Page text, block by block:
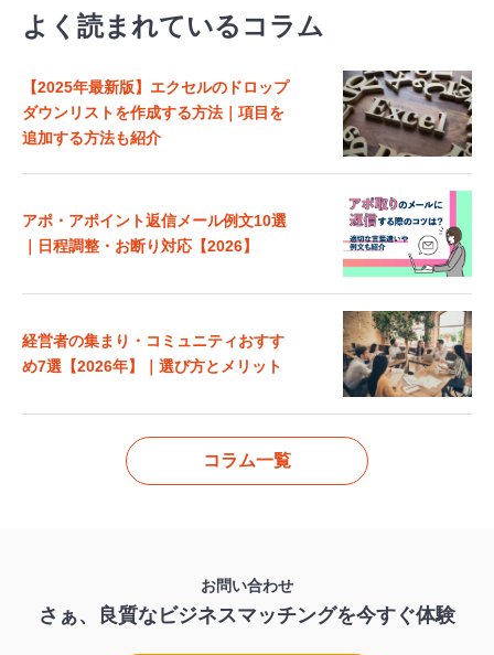
よく読まれているコラム
【2025年最新版】エクセルのドロップ
ダウンリストを作成する方法｜項目を
追加する方法も紹介
アポ・アポイント返信メール例文10選
｜日程調整・お断り対応【2026】
経営者の集まり・コミュニティおすす
め7選【2026年】｜選び方とメリット
コラム一覧
お問い合わせ
さぁ、良質なビジネスマッチングを今すぐ体験